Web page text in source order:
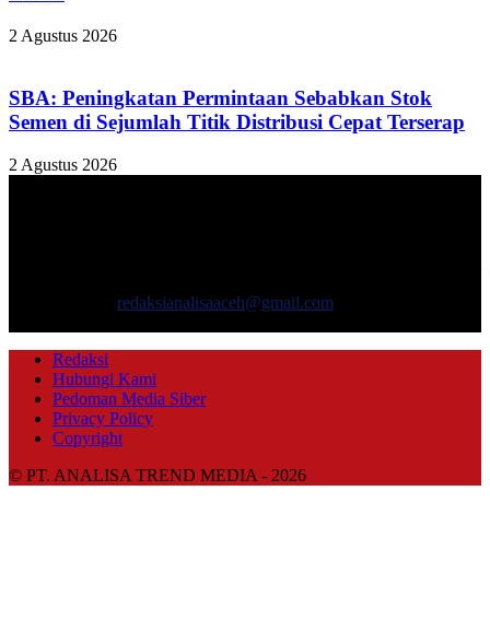
2 Agustus 2026
SBA: Peningkatan Permintaan Sebabkan Stok
Semen di Sejumlah Titik Distribusi Cepat Terserap
2 Agustus 2026
redaksianalisaaceh@gmail.com
Redaksi
Hubungi Kami
Pedoman Media Siber
Privacy Policy
Copyright
© PT. ANALISA TREND MEDIA - 2026